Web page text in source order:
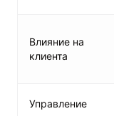
Влияние на
клиента
Управление